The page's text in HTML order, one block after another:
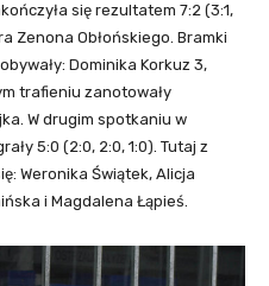
się rezultatem 7:2 (3:1,
Zenona Obłońskiego. Bramki
Dominika Korkuz 3,
trafieniu zanotowały
W drugim spotkaniu w
5:0 (2:0, 2:0, 1:0). Tutaj z
Weronika Świątek, Alicja
i Magdalena Łąpieś.